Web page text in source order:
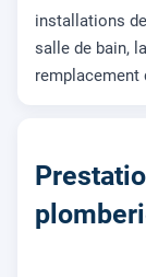
installations
salle de bain,
remplacement